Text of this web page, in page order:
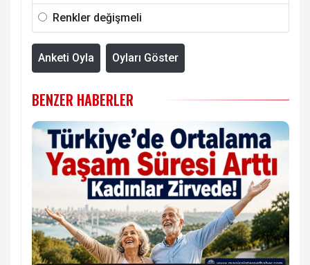
Renkler değişmeli
Anketi Oyla Oyları Göster
BENZER HABERLER